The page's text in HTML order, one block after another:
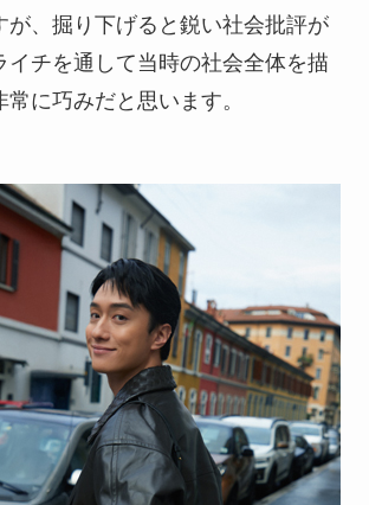
が、掘り下げると鋭い社会批評が
イチを通して当時の社会全体を描
に巧みだと思います。